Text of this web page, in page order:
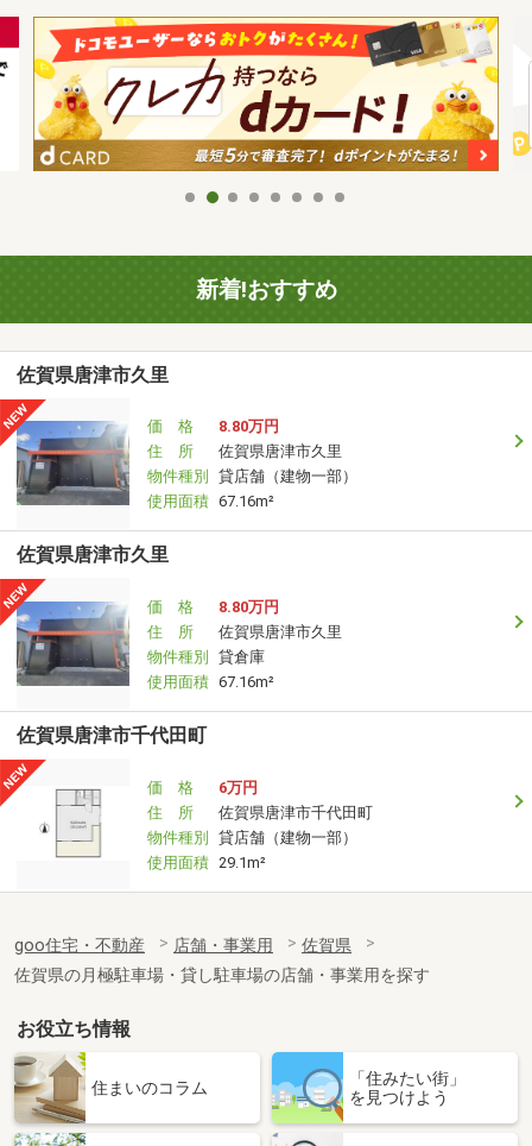
新着!おすすめ
佐賀県唐津市久里
価 格
8.80万円
住 所
佐賀県唐津市久里
物件種別
貸店舗（建物一部）
使用面積 67.16m²
佐賀県唐津市久里
価 格
8.80万円
住 所
佐賀県唐津市久里
物件種別
貸倉庫
使用面積 67.16m²
佐賀県唐津市千代田町
価 格
6万円
住 所
佐賀県唐津市千代田町
物件種別
貸店舗（建物一部）
使用面積 29.1m²
goo住宅・不動産 店舗・事業用
佐賀県
佐賀県の月極駐車場・貸し駐車場の店舗・事業用を探す
お役立ち情報
住まいのコラム
「住みたい街」
を見つけよう